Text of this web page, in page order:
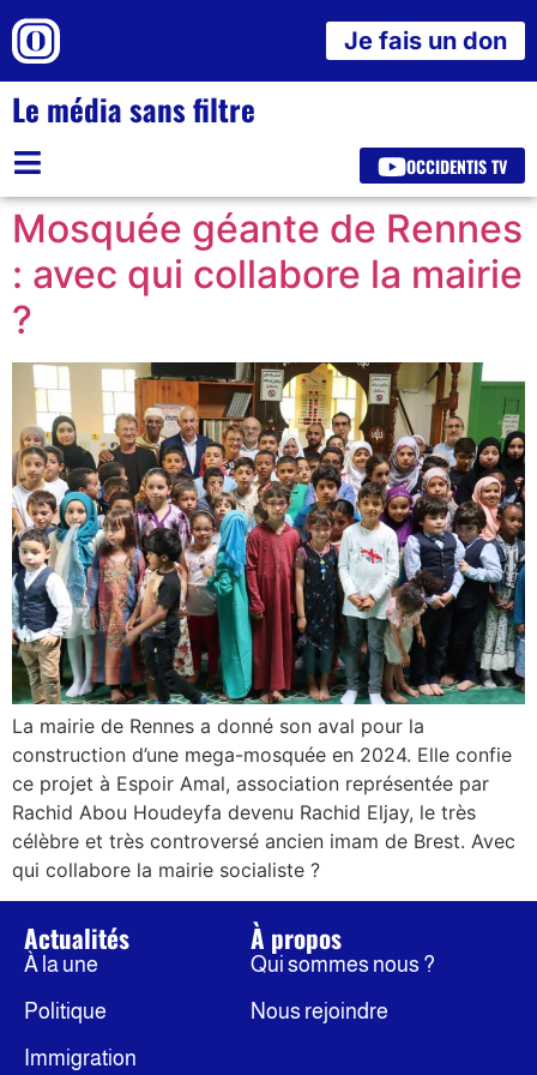
Je fais un don
Le média sans filtre
OCCIDENTIS TV
Mosquée géante de Rennes
: avec qui collabore la mairie
?
La mairie de Rennes a donné son aval pour la
construction d’une mega-mosquée en 2024. Elle confie
ce projet à Espoir Amal, association représentée par
Rachid Abou Houdeyfa devenu Rachid Eljay, le très
célèbre et très controversé ancien imam de Brest. Avec
qui collabore la mairie socialiste ?
Actualités
À la une
Politique
Immigration
À propos
Qui sommes nous ?
Nous rejoindre